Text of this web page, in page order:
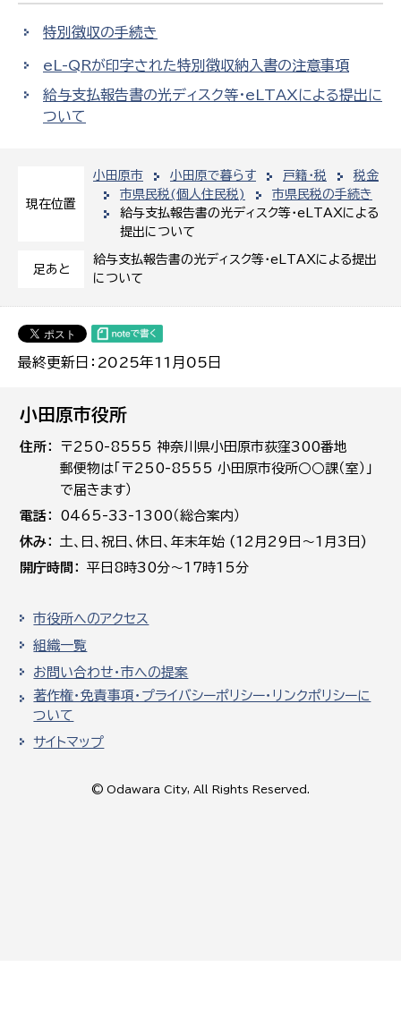
現在位置
小田原市 小田原で暮らす 戸籍・税
税金
市県民税(個人住民税)
市県民税の手続き
給与支払報告書の光ディスク等・eLTAXによる
提出について
足あと
給与支払報告書の光ディスク等・eLTAXによる提出
について
最終更新日：2025年11月05日
特別徴収の手続き
eL-QRが印字された特別徴収納入書の注意事項
給与支払報告書の光ディスク等・eLTAXによる提出に
ついて
小田原市役所
住所
〒250-8555 神奈川県小田原市荻窪300番地
郵便物は「〒250-8555 小田原市役所○○課（室）」
で届きます）
電話
0465-33-1300（総合案内）
休み
土､日､祝日、休日、年末年始 (12月29日～1月3日)
開庁時間
平日8時30分～17時15分
市役所へのアクセス
組織一覧
お問い合わせ・市への提案
著作権・免責事項・プライバシーポリシー・リンクポリシーに
ついて
サイトマップ
© Odawara City, All Rights Reserved.